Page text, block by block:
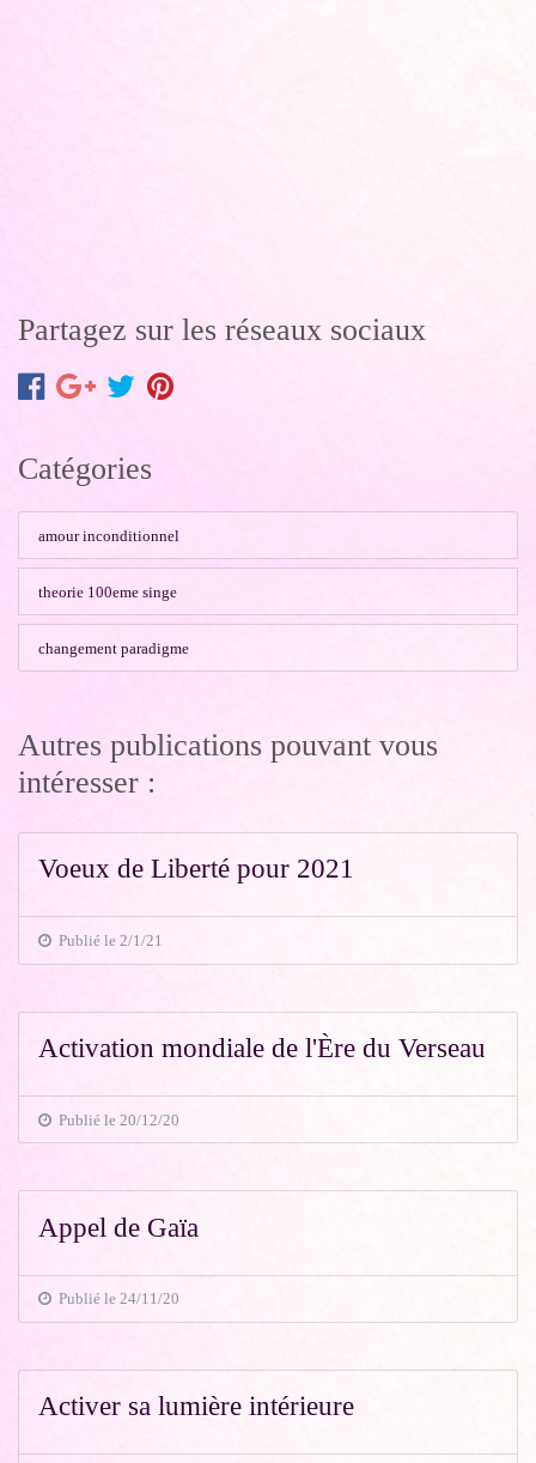
Partagez sur les réseaux sociaux
Catégories
amour inconditionnel
theorie 100eme singe
changement paradigme
Autres publications pouvant vous
intéresser :
Voeux de Liberté pour 2021
Publié le 2/1/21
Activation mondiale de l'Ère du Verseau
Publié le 20/12/20
Appel de Gaïa
Publié le 24/11/20
Activer sa lumière intérieure